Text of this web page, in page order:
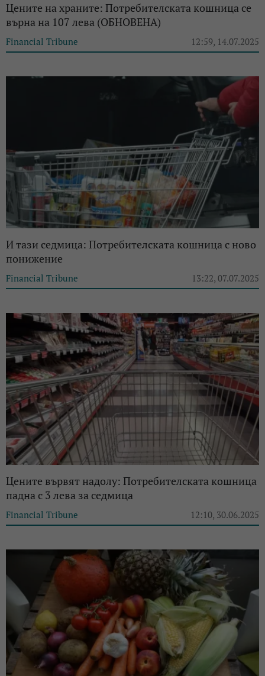
Цените на храните: Потребителската кошница се
върна на 107 лева (ОБНОВЕНА)
Financial Tribune 12:59, 14.07.2025
И тази седмица: Потребителската кошница с ново
понижение
Financial Tribune 13:22, 07.07.2025
Цените вървят надолу: Потребителската кошница
падна с 3 лева за седмица
Financial Tribune 12:10, 30.06.2025